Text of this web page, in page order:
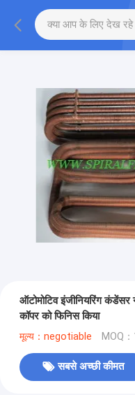
ऑटोमोटिव इंजीनियरिंग
कॉपर को फिनिस किया
मूल्य：negotiable MOQ
सबसे अच्छी कीमत